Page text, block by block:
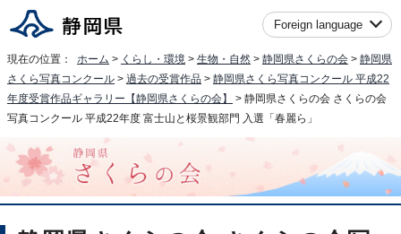
Foreign language
現在の位置： ホーム > くらし・環境 > 生物・自然 > 静岡県さくらの会 > 静岡県
さくら写真コンクール > 過去の受賞作品 > 静岡県さくら写真コンクール 平成22
年度受賞作品ギャラリー【静岡県さくらの会】
> 静岡県さくらの会 さくらの会
写真コンクール 平成22年度 富士山と桜景観部門 入選「春麗ら」